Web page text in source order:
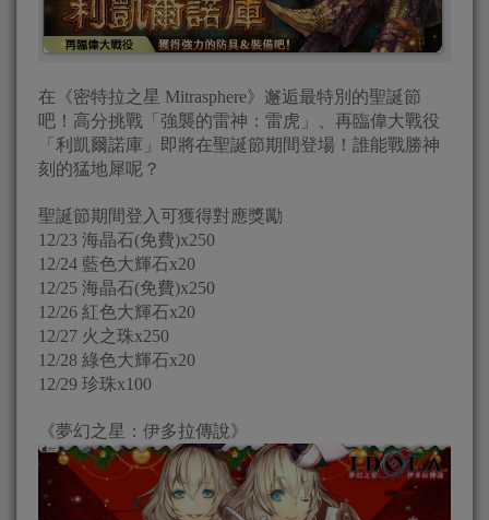
在《密特拉之星 Mitrasphere》邂逅最特別的聖誕節
吧！高分挑戰「強襲的雷神：雷虎」、再臨偉大戰役
「利凱爾諾庫」即將在聖誕節期間登場！誰能戰勝神
刻的猛地犀呢？
聖誕節期間登入可獲得對應獎勵
12/23 海晶石(免費)x250
12/24 藍色大輝石x20
12/25 海晶石(免費)x250
12/26 紅色大輝石x20
12/27 火之珠x250
12/28 綠色大輝石x20
12/29 珍珠x100
《夢幻之星：伊多拉傳說》